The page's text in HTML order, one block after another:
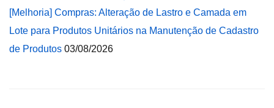
[Melhoria] Compras: Alteração de Lastro e Camada em
Lote para Produtos Unitários na Manutenção de Cadastro
de Produtos 03/08/2026